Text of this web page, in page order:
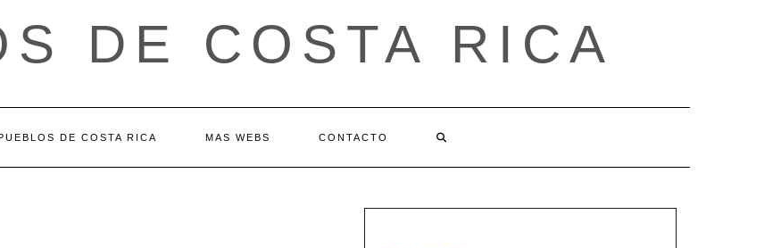
DE COSTA RICA
DE COSTA RICA MAS WEBS CONTACTO